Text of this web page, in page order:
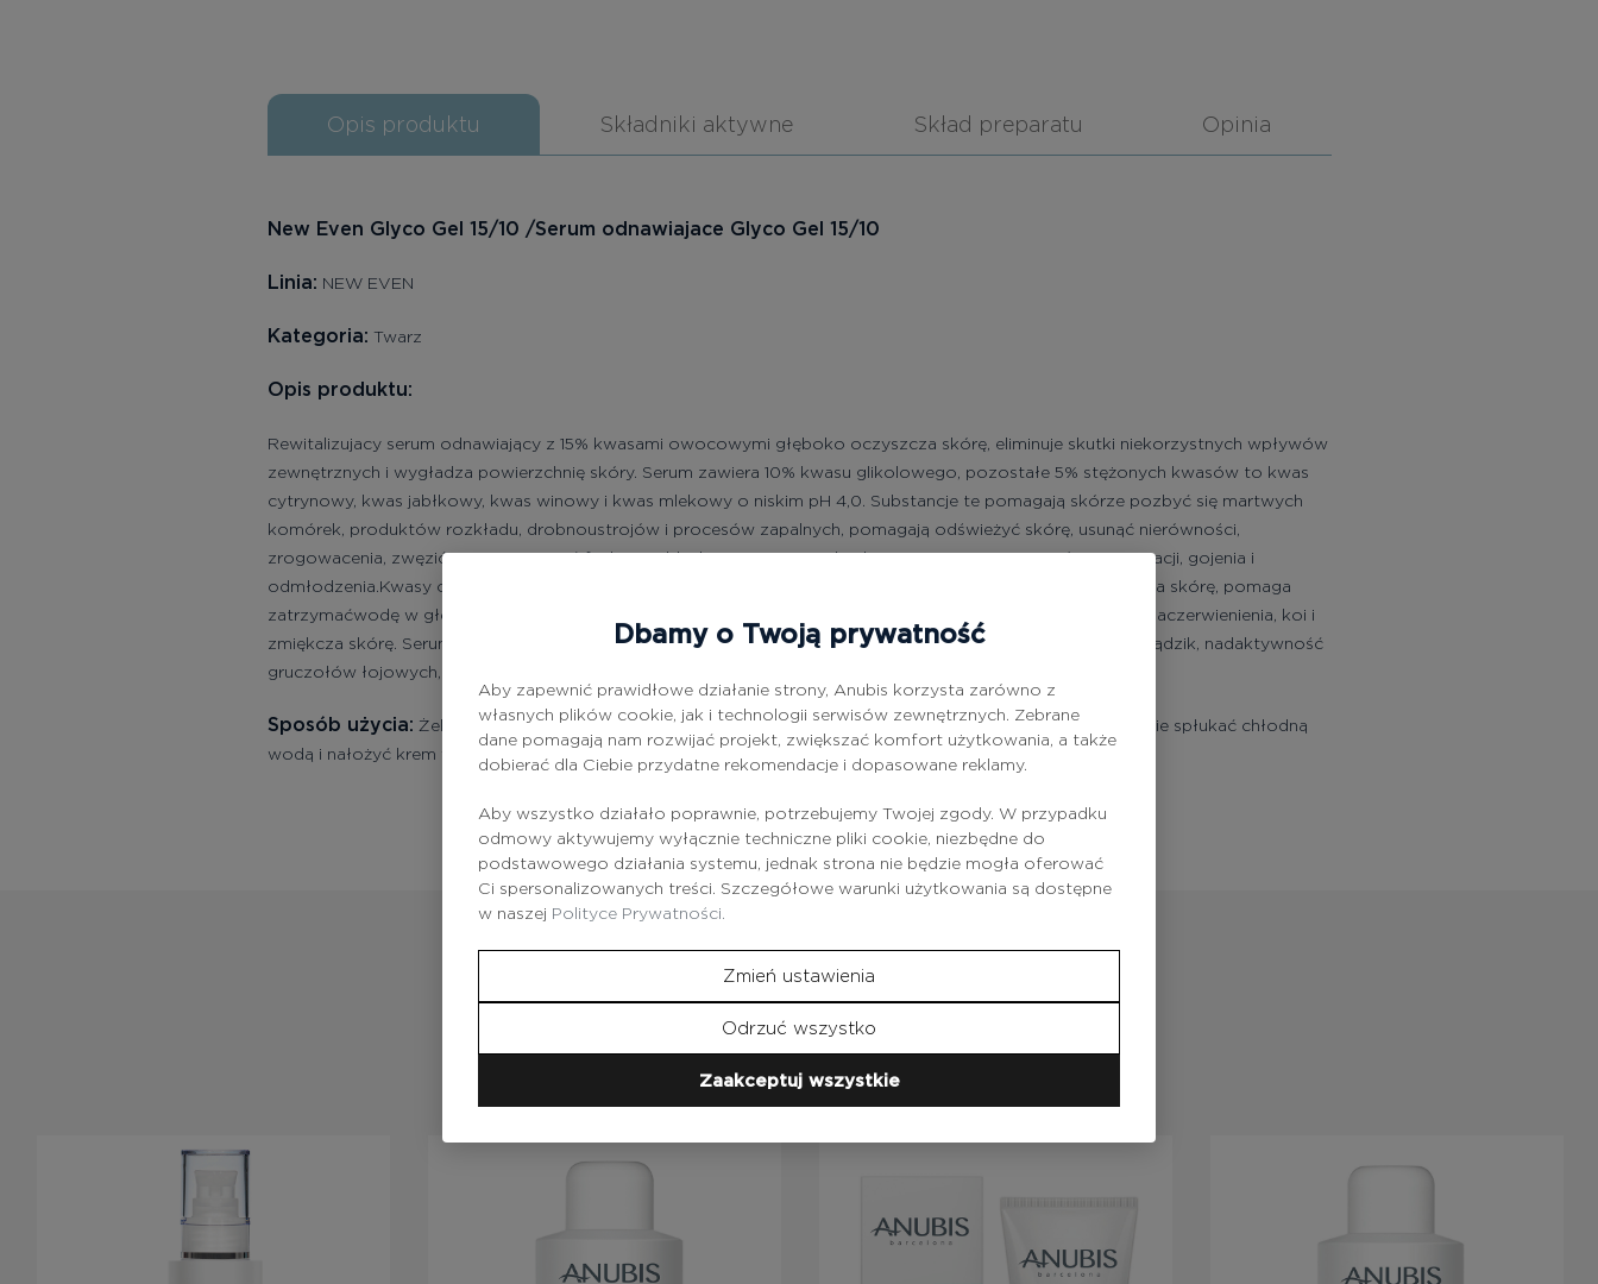
Opis produktu Składniki aktywne Skład preparatu Opinia
New Even Glyco Gel 15/10 /Serum odnawiajace Glyco Gel 15/10
Linia: NEW EVEN
Kategoria: Twarz
Opis produktu:
Rewitalizujacy serum odnawiający z 15% kwasami owocowymi głęboko oczyszcza skórę, eliminuje skutki niekorzystnych wpływów
zewnętrznych i wygładza powierzchnię skóry. Serum zawiera 10% kwasu glikolowego, pozostałe 5% stężonych kwasów to kwas
cytrynowy, kwas jabłkowy, kwas winowy i kwas mlekowy o niskim pH 4,0. Substancje te pomagają skórze pozbyć się martwych
komórek, produktów rozkładu, drobnoustrojów i procesów zapalnych, pomagają odświeżyć skórę, usunąć nierówności,
zrogowacenia, zwęzić pory i poprawić funkcje oddychania, co prowadzi do przyspieszenia procesów regeneracji, gojenia i
odmłodzenia.Kwasy owocowe stymulują syntezę kolagenu i kwasu hialuronowego. Ekstrakt z aloesu nawadnia skórę, pomaga
zatrzymaćwodę w głębszych warstwach skóry i ma silne właściwości regenerujące, zmniejsza stany zapalne, zaczerwienienia, koi i
zmiękcza skórę. Serum jest szczególnie wskazany dla osób, które mają suchą odwodnioną skórę, cierpią na trądzik, nadaktywność
gruczołów łojowych, mają zmarszczki i chcą pozbyć się przebarwień.
Sposób użycia: Żel nanieść na dobrze oczyszczoną skórę (wieczorem), pozostawić na 5-15 minut, dokładnie spłukać chłodną
wodą i nałożyć krem ​​w zależności od rodzaju skóry.
Produktyz tej serii
Dbamy o Twoją prywatność
Aby zapewnić prawidłowe działanie strony, Anubis korzysta zarówno z
własnych plików cookie, jak i technologii serwisów zewnętrznych. Zebrane
dane pomagają nam rozwijać projekt, zwiększać komfort użytkowania, a także
dobierać dla Ciebie przydatne rekomendacje i dopasowane reklamy.
Aby wszystko działało poprawnie, potrzebujemy Twojej zgody. W przypadku
odmowy aktywujemy wyłącznie techniczne pliki cookie, niezbędne do
podstawowego działania systemu, jednak strona nie będzie mogła oferować
Ci spersonalizowanych treści. Szczegółowe warunki użytkowania są dostępne
w naszej Polityce Prywatności.
Zmień ustawienia
Odrzuć wszystko
Zaakceptuj wszystkie